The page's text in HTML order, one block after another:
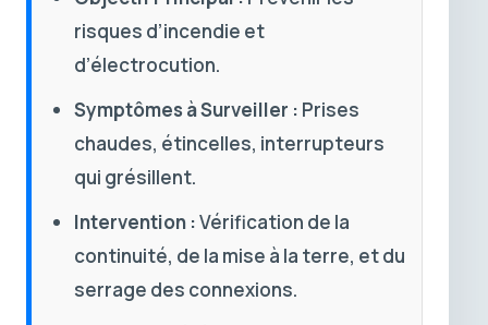
risques d’incendie et
d’électrocution.
Symptômes à Surveiller : Prises
chaudes, étincelles, interrupteurs
qui grésillent.
Intervention :Vérification de la
continuité, de la mise à la terre, et du
serrage des connexions.